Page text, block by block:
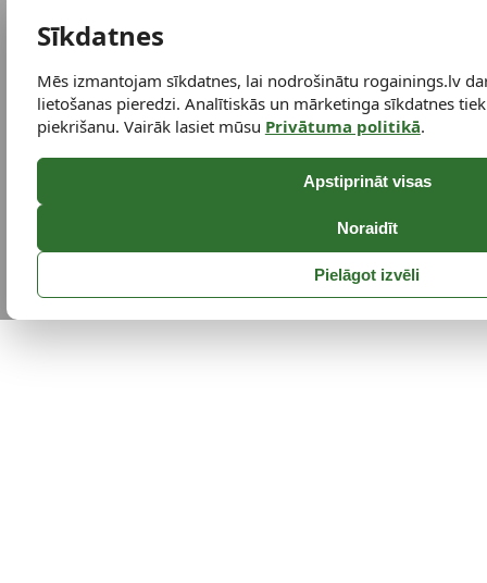
Sīkdatnes
Mēs izmantojam sīkdatnes, lai nodrošinātu rogainings.lv
lietošanas pieredzi. Analītiskās un mārketinga sīkdatnes
piekrišanu. Vairāk lasiet mūsu Privātuma politikā.
Apstiprināt visas
Noraidīt
Pielāgot izvēli